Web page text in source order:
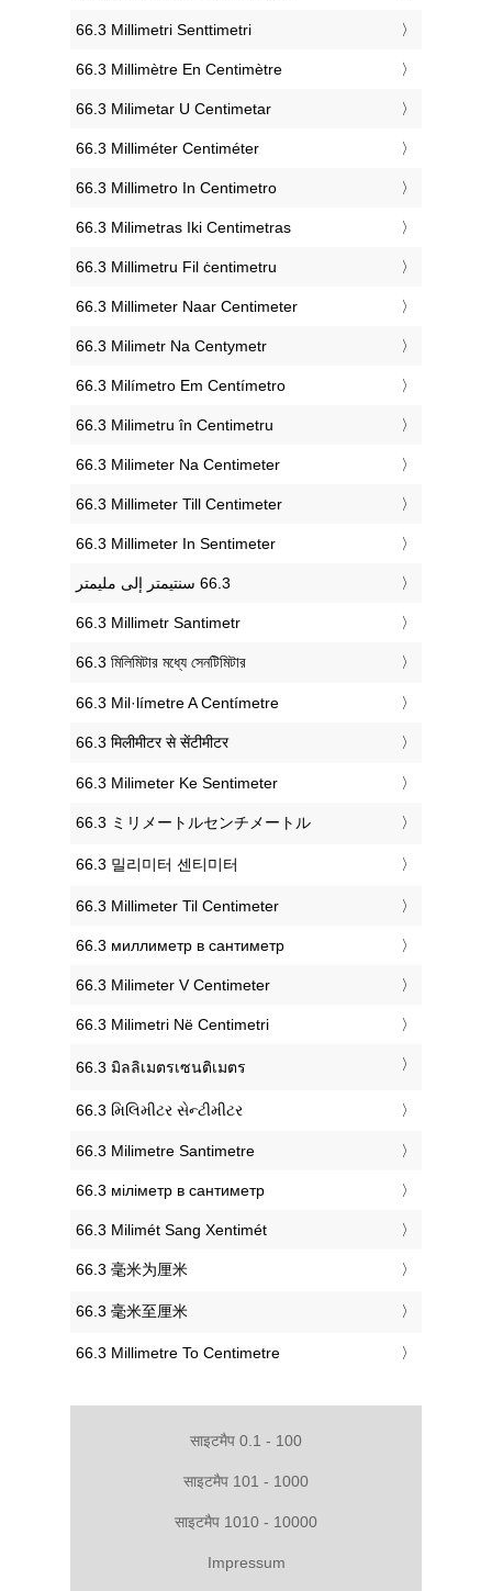
‎66.3 Millimetri Senttimetri
‎66.3 Millimètre En Centimètre
‎66.3 Milimetar U Centimetar
‎66.3 Milliméter Centiméter
‎66.3 Millimetro In Centimetro
‎66.3 Milimetras Iki Centimetras
‎66.3 Millimetru Fil ċentimetru
‎66.3 Millimeter Naar Centimeter
‎66.3 Milimetr Na Centymetr
‎66.3 Milímetro Em Centímetro
‎66.3 Milimetru în Centimetru
‎66.3 Milimeter Na Centimeter
‎66.3 Millimeter Till Centimeter
‎66.3 Millimeter In Sentimeter
‎66.3 Millimetr Santimetr
‎66.3 মিলিমিটার মধ্যে সেনটিমিটার
‎66.3 Mil·límetre A Centímetre
‎66.3 मिलीमीटर से सेंटीमीटर
‎66.3 Milimeter Ke Sentimeter
‎66.3 ミリメートルセンチメートル
‎66.3 밀리미터 센티미터
‎66.3 Millimeter Til Centimeter
‎66.3 миллиметр в сантиметр
‎66.3 Milimeter V Centimeter
‎66.3 Milimetri Në Centimetri
‎66.3 มิลลิเมตรเซนติเมตร
‎66.3 મિલિમીટર સેન્ટીમીટર
‎66.3 Milimetre Santimetre
‎66.3 міліметр в сантиметр
‎66.3 Milimét Sang Xentimét
‎66.3 毫米为厘米
‎66.3 毫米至厘米
‎66.3 Millimetre To Centimetre
साइटमैप 0.1 - 100
साइटमैप 101 - 1000
साइटमैप 1010 - 10000
Impressum